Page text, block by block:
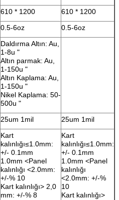
610 * 1200
610 * 1200
0.5-6oz
0.5-6oz
Daldırma Altın: Au,
1-8u "
Altın parmak: Au,
1-150u "
Altın Kaplama: Au,
1-150u "
Nikel Kaplama: 50-
500u "
25um 1mil
25um 1mil
Kart
kalınlığı≤1.0mm:
+/- 0.1mm
1.0mm <Panel
kalınlığı <2.0mm:
+/-% 10
Kart kalınlığı> 2,0
mm: +/-% 8
Kart
kalınlığı≤1.0mm:
+/- 0.1mm
1.0mm <Panel
kalınlığı
<2.0mm: +/-%
10
Kart kalınlığı>